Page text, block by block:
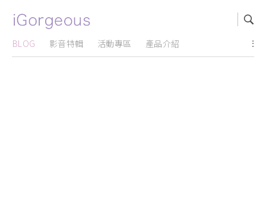
BLOG 影音特輯 活動專區 產品介紹 ...